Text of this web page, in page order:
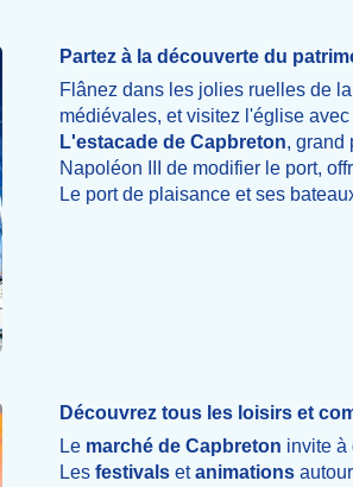
Partez à la découverte du
Flânez dans les jolies ruelles de
médiévales, et visitez l'église
L'estacade de Capbreton, grand
Napoléon III de modifier le port,
Le port de plaisance et ses
Découvrez tous les loisirs et
Le marché de Capbreton invite à
Les festivals etanimations